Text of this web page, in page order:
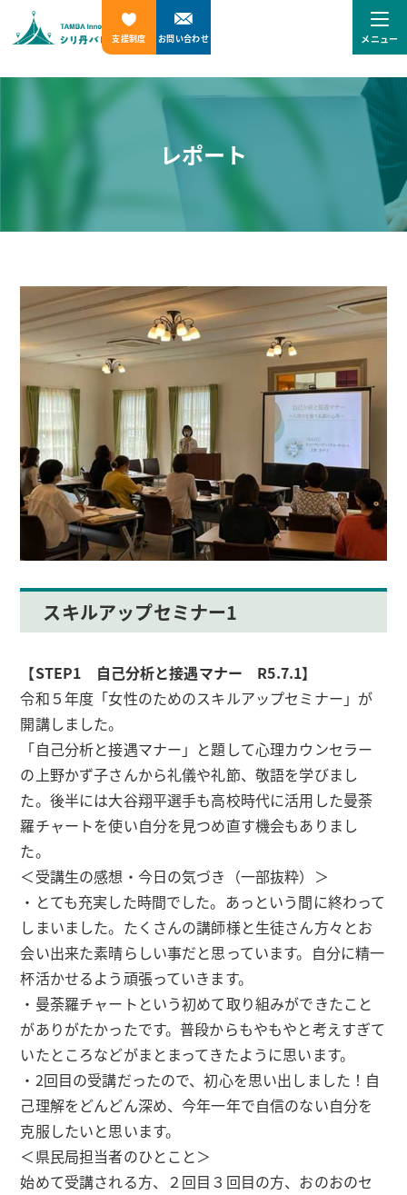
支援制度 お問い合わせ メニュー
レポート
スキルアップセミナー1
【STEP1 自己分析と接遇マナー R5.7.1】
令和５年度「女性のためのスキルアップセミナー」が
開講しました。
「自己分析と接遇マナー」と題して心理カウンセラー
の上野かず子さんから礼儀や礼節、敬語を学びまし
た。後半には大谷翔平選手も高校時代に活用した曼荼
羅チャートを使い自分を見つめ直す機会もありまし
た。
＜受講生の感想・今日の気づき（一部抜粋）＞
・とても充実した時間でした。あっという間に終わって
しまいました。たくさんの講師様と生徒さん方々とお
会い出来た素晴らしい事だと思っています。自分に精一
杯活かせるよう頑張っていきます。
・曼荼羅チャートという初めて取り組みができたこと
がありがたかったです。普段からもやもやと考えすぎて
いたところなどがまとまってきたように思います。
・2回目の受講だったので、初心を思い出しました！自
己理解をどんどん深め、今年一年で自信のない自分を
克服したいと思います。
＜県民局担当者のひとこと＞
始めて受講される方、２回目３回目の方、おのおのセ